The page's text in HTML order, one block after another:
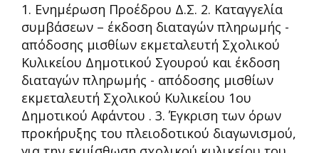
1. Ενημέρωση Προέδρου Δ.Σ. 2. Καταγγελία
συμβάσεων – έκδοση διαταγών πληρωμής -
απόδοσης μισθίων εκμεταλευτή Σχολικού
Κυλικείου Δημοτικού Σγουρού και έκδοση
διαταγών πληρωμής - απόδοσης μισθίων
εκμεταλευτή Σχολικού Κυλικείου 1ου
Δημοτικού Αφάντου . 3. Έγκριση των όρων
προκήρυξης του πλειοδοτικού διαγωνισμού,